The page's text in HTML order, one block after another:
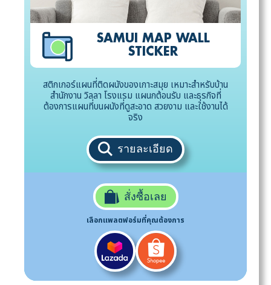
SAMUI MAP WALL
STICKER
สติกเกอร์แผนที่ติดผนังของเกาะสมุย เหมาะสำหรับบ้าน
สำนักงาน วิลลา โรงแรม แผนกต้อนรับ และธุรกิจที่
ต้องการแผนที่บนผนังที่ดูสะอาด สวยงาม และใช้งานได้
จริง
รายละเอียด
สั่งซื้อเลย
เลือกแพลตฟอร์มที่คุณต้องการ